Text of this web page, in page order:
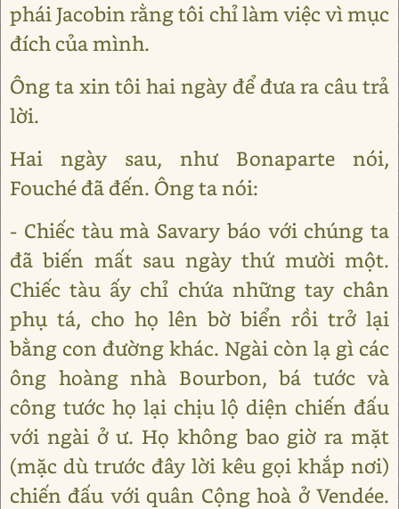
phái Jacobin rằng tôi chỉ làm việc vì mục
đích của mình.
Ông ta xin tôi hai ngày để đưa ra câu trả
lời.
Hai ngày sau, như Bonaparte nói,
Fouché đã đến. Ông ta nói:
- Chiếc tàu mà Savary báo với chúng ta
đã biến mất sau ngày thứ mười một.
Chiếc tàu ấy chỉ chứa những tay chân
phụ tá, cho họ lên bờ biển rồi trở lại
bằng con đường khác. Ngài còn lạ gì các
ông hoàng nhà Bourbon, bá tước và
công tước họ lại chịu lộ diện chiến đấu
với ngài ở ư. Họ không bao giờ ra mặt
(mặc dù trước đây lời kêu gọi khắp nơi)
chiến đấu với quân Cộng hoà ở Vendée.